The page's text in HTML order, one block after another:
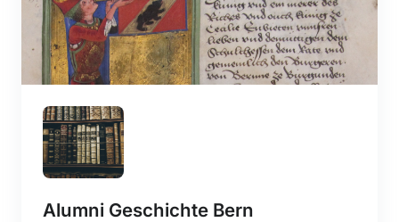
Alumni Geschichte Bern